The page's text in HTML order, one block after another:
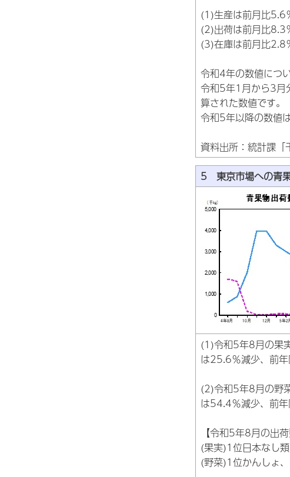
(1)生産は前月比5.6
(2)出荷は前月比8.3
(3)在庫は前月比2.8
令和4年の数値につ
令和5年1月から3月
算された数値です。
令和5年以降の数値
資料出所：統計課「
5 東京市場への青果
(1)令和5年8月の果
は25.6％減少、前
(2)令和5年8月の野
は54.4％減少、前年
【令和5年8月の出
(果実)1位日本なし
(野菜)1位かんしょ